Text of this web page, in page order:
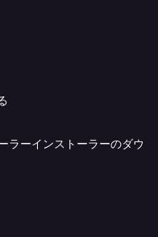
ラーインストーラーのダウ